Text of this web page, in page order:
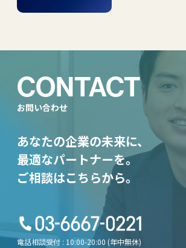
CONTACT
お問い合わせ
あなたの企業の未来に、
最適なパートナーを。
ご相談はこちらから。
電話相談受付 : 10:00-20:00 (年中無休)